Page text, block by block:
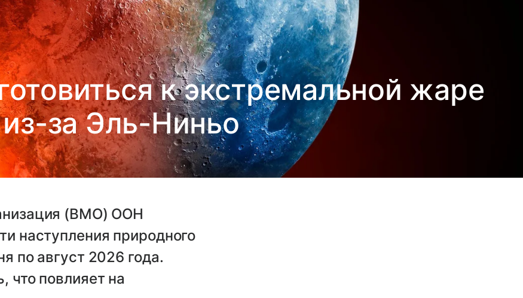
к экстремальной жаре
из-за Эль-Ниньо
(ВМО) ООН
наступления природного
по август 2026 года.
что повлияет на